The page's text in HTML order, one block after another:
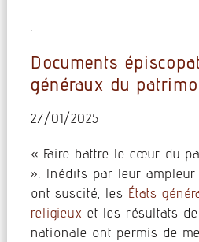
Documents
généraux du
27/01/2025
« Faire battre le cœur du
». Inédits par leur ampleur
ont suscité, les États
religieux et les résultats
nationale ont permis de